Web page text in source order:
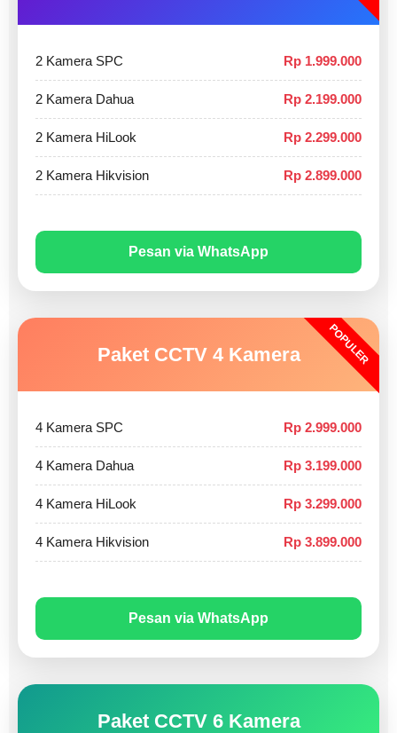
2 Kamera SPC Rp 1.999.000
2 Kamera Dahua Rp 2.199.000
2 Kamera HiLook Rp 2.299.000
2 Kamera Hikvision Rp 2.899.000
Pesan via WhatsApp
POPULER
Paket CCTV 4 Kamera
4 Kamera SPC Rp 2.999.000
4 Kamera Dahua Rp 3.199.000
4 Kamera HiLook Rp 3.299.000
4 Kamera Hikvision Rp 3.899.000
Pesan via WhatsApp
Paket CCTV 6 Kamera